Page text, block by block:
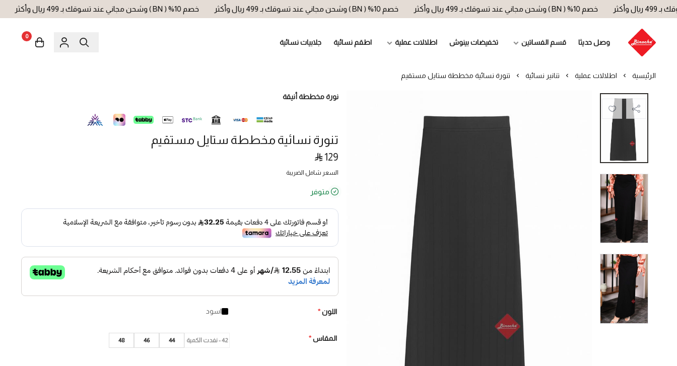
خصم 10% ( BN ) وشحن مجاني عند تسوقك بـ 499 ريال وأكثر خصم 10% ( BN ) وشحن مجاني عند تسوقك بـ 499 ريال وأكثر خصم 10% ( BN ) وشحن مجاني عند تسوقك بـ 499 ريال وأكثر
وصل حديثا قسم الفساتين تخفيضات بينوش اطلالات عملية اطقم نسائية جلابيات نسائية
0
الرئيسية اطلالات عملية تنانير نسائية تنورة نسائية مخططة ستايل مستقيم
تنورة نسائية مخططة ستايل مستقيم
نورة مخططة أنيقة
129
السعر شامل الضريبة
متوفر
اللون* اسود
المقاس* 42 - نفدت الكمية 44
46
48